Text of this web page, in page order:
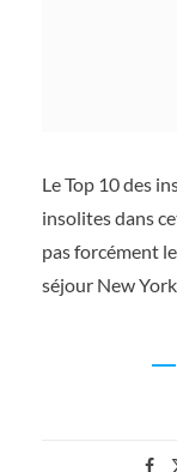
Le Top 10 des
insolites dans
pas forcément
séjour New